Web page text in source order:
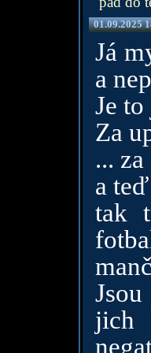
01.09.2025
Já
a
Je
Za
...
a
tak
jich